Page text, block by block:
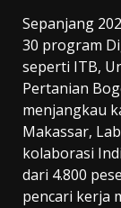
Sepanjang
30 program
seperti ITB,
Pertanian
menjangkau
Makassar,
kolaborasi
dari 4.800
pencari kerja